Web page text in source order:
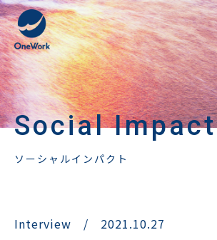
Social Impact
ソーシャルインパクト
Interview / 2021.10.27